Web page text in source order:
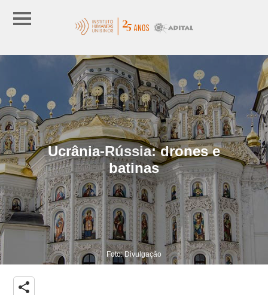
Ucrânia-Rússia: drones e
batinas
Foto: Divulgação
share